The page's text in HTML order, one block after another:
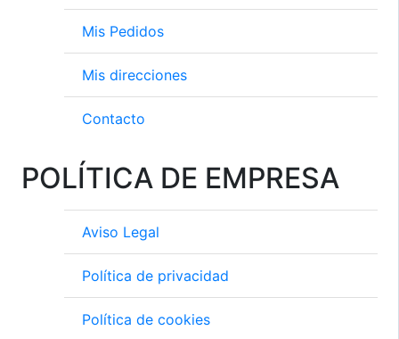
Mis Pedidos
Mis direcciones
Contacto
POLÍTICA DE EMPRESA
Aviso Legal
Política de privacidad
Política de cookies